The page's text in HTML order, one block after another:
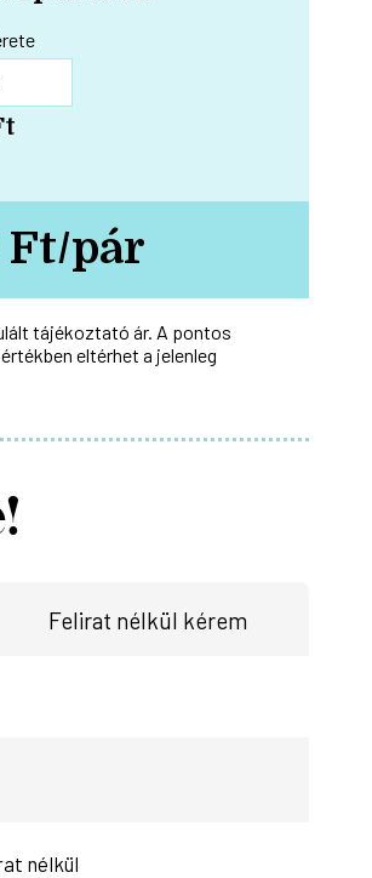
Ft/pár
tájékoztató ár. A pontos
eltérhet a jelenleg
Felirat nélkül kérem
nélkül